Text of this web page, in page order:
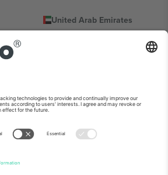
United Arab Emirates
Building A1, Office 302, Dubai,
იურიდიული პირი იცვლება